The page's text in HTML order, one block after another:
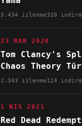
3.434 izlenme320
23 MAR 2024
Tom Clancy's
Chaos Theory
2.343 izlenme124
1 NIS 2021
Red Dead